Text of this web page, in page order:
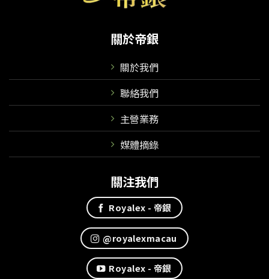
關於帝銀
關於我們
聯絡我們
主營業務
媒體摘錄
關注我們
Royalex - 帝銀
@royalexmacau
Royalex - 帝銀